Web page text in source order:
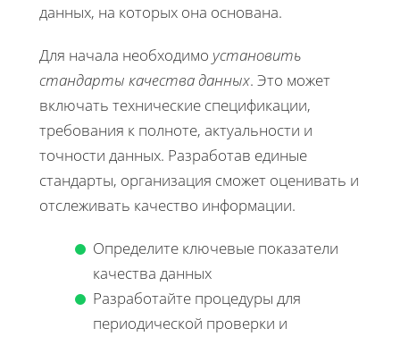
данных, на которых она основана.
Для начала необходимо установить
стандарты качества данных. Это может
включать технические спецификации,
требования к полноте, актуальности и
точности данных. Разработав единые
стандарты, организация сможет оценивать и
отслеживать качество информации.
Определите ключевые показатели
качества данных
Разработайте процедуры для
периодической проверки и